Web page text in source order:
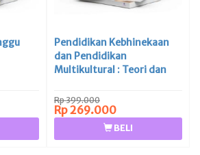
Pendidikan Kebhinekaan
dan Pendidikan
Multikultural : Teori dan
Pendidikan
Rp 399.000
Rp 269.000
BELI